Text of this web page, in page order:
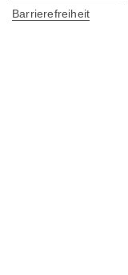
Barrierefreiheit